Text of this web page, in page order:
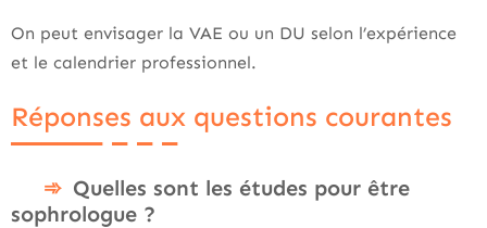
On peut envisager la VAE ou un DU selon l’expérience
et le calendrier professionnel.
Réponses aux questions courantes
Quelles sont les études pour être
sophrologue ?